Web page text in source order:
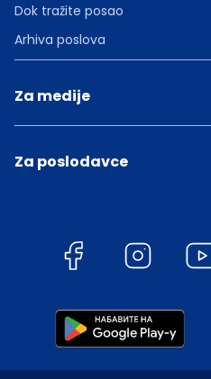
Dok tražite posao
Arhiva poslova
Za medije
Za poslodavce